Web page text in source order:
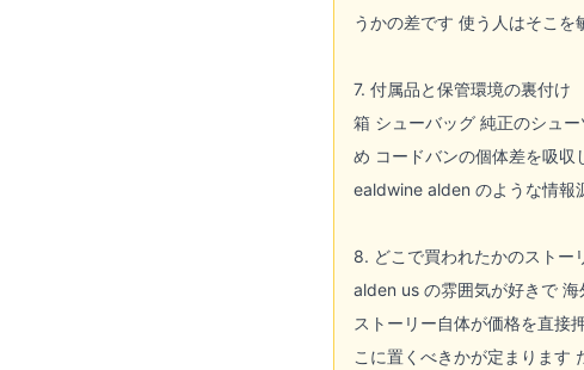
うかの差です 使う人はそこを
7. 付属品と保管環境の裏付け
箱 シューバッグ 純正のシュ
め コードバンの個体差を吸収
ealdwine alden のような情報
8. どこで買われたかのストー
alden us の雰囲気が好きで
ストーリー自体が価格を直接
こに置くべきかが定まります